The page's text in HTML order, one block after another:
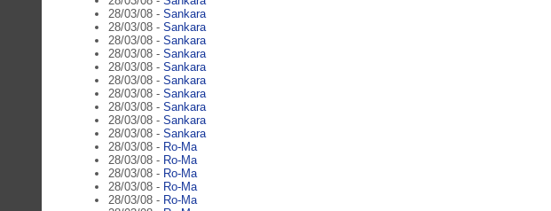
28/03/08 - Sankara
28/03/08 - Sankara
28/03/08 - Sankara
28/03/08 - Sankara
28/03/08 - Sankara
28/03/08 - Sankara
28/03/08 - Sankara
28/03/08 - Sankara
28/03/08 - Sankara
28/03/08 - Sankara
28/03/08 - Ro-Ma
28/03/08 - Ro-Ma
28/03/08 - Ro-Ma
28/03/08 - Ro-Ma
28/03/08 - Ro-Ma